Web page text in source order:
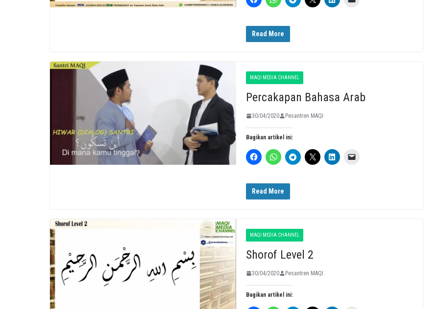
Read More
MAQI MEDIA CHANNEL
Percakapan Bahasa Arab
30/04/2020 Pesantren MAQI
Bagikan artikel ini:
Read More
MAQI MEDIA CHANNEL
Shorof Level 2
30/04/2020 Pesantren MAQI
Bagikan artikel ini: